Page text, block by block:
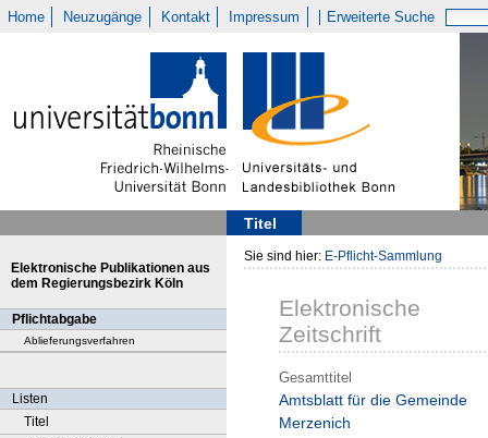
Home Neuzugänge Kontakt Impressum Erweiterte Suche
Titel
Elektronische Publikationen aus
dem Regierungsbezirk Köln
Pflichtabgabe
Ablieferungsverfahren
Listen
Titel
Sie sind hier: E-Pflicht-Sammlung
Elektronische
Zeitschrift
Gesamttitel
Amtsblatt für die Gemeinde
Merzenich